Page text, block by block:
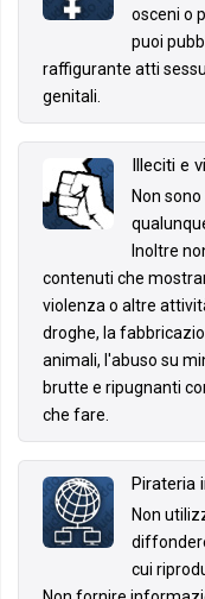
osceni o
puoi
raffigurante atti
genitali.
Illeciti e
Non
Inoltre
contenuti che
violenza o altre
droghe, la
animali, l'abuso su
brutte e ripugnanti
che fare.
Pirateria
Non
cui